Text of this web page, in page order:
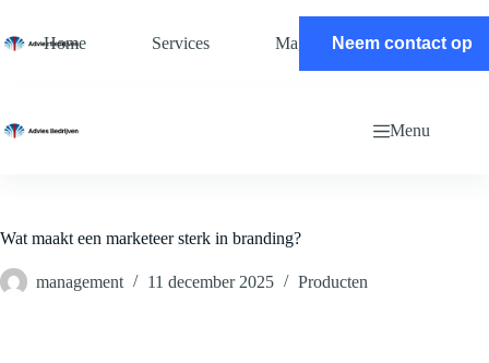
de
Home Services Magazine Contact
Neem contact op
Menu
Wat maakt een marketeer sterk in branding?
management 11 december 2025 Producten